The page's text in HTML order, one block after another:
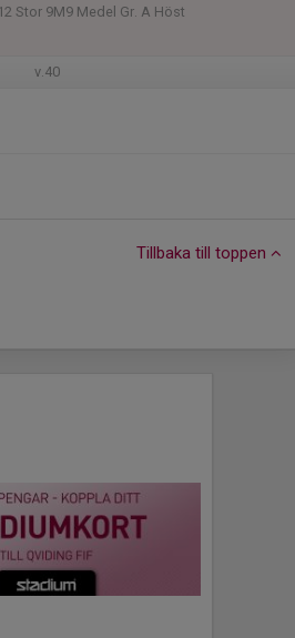
Stor 9M9 Medel Gr. A Höst
v.40
Tillbaka till toppen